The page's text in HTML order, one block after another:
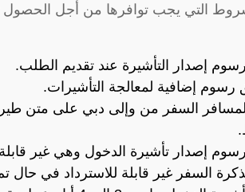
التي يجب توافرها من أجل الحصول
إصدار التأشيرة عند تقديم الطلب.
رسوم إضافية لمعالجة التأشيرات.
السفر من وإلى دبي على متن
إصدار تأشيرة الدخول وهي غير قابلة
السفر غير قابلة للاسترداد في حال